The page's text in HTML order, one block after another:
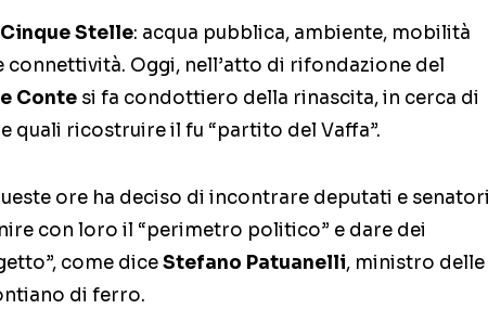
Cinque Stelle: acqua pubblica, ambiente, mobilità
connettività. Oggi, nell’atto di rifondazione del
Conte si fa condottiero della rinascita, in cerca di
quali ricostruire il fu “partito del Vaffa”.
ore ha deciso di incontrare deputati e senatori
con loro il “perimetro politico” e dare dei
come diceStefano Patuanelli, ministro delle
di ferro.